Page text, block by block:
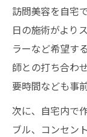
訪問美容を自宅
日の施術がより
ラーなど希望す
師との打ち合わ
要時間なども事
次に、自宅内で
ブル、コンセン